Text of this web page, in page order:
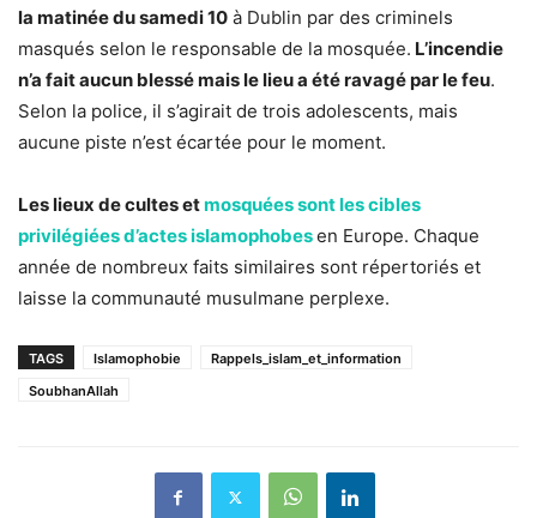
la matinée du samedi 10 à Dublin par des criminels
masqués selon le responsable de la mosquée. L’incendie
n’a fait aucun blessé mais le lieu a été ravagé par le feu.
Selon la police, il s’agirait de trois adolescents, mais
aucune piste n’est écartée pour le moment.
Les lieux de cultes etmosquées sont les cibles
privilégiées d’actes islamophobesen Europe. Chaque
année de nombreux faits similaires sont répertoriés et
laisse la communauté musulmane perplexe.
TAGS Islamophobie
Rappels_islam_et_information
SoubhanAllah